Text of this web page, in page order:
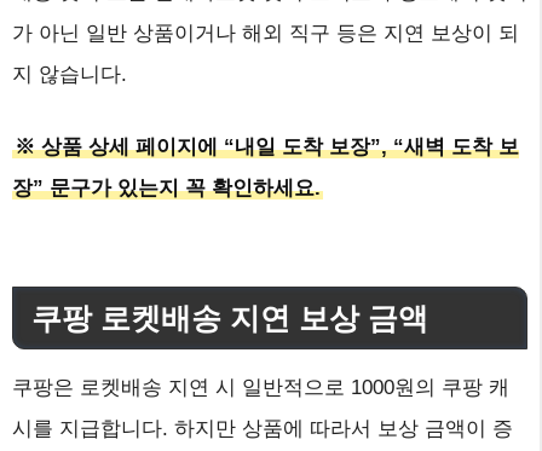
가 아닌 일반 상품이거나 해외 직구 등은 지연 보상이 되
지 않습니다.
※ 상품 상세 페이지에 “내일 도착 보장”, “새벽 도착 보
장” 문구가 있는지 꼭 확인하세요.
쿠팡 로켓배송 지연 보상 금액
쿠팡은 로켓배송 지연 시 일반적으로 1000원의 쿠팡 캐
시를 지급합니다. 하지만 상품에 따라서 보상 금액이 증